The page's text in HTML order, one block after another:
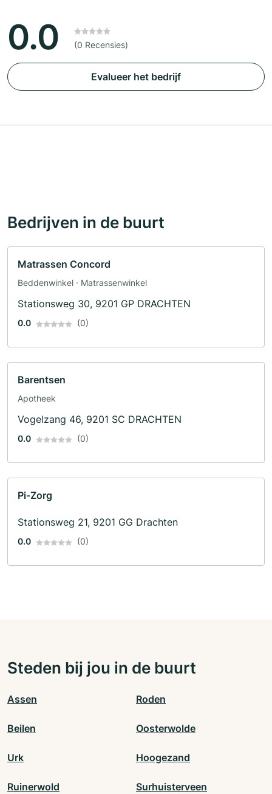
0.0 (0 Recensies)
Evalueer het bedrijf
Bedrijven in de buurt
Matrassen Concord
Beddenwinkel · Matrassenwinkel
Stationsweg 30, 9201 GP DRACHTEN
0.0 (0)
Barentsen
Apotheek
Vogelzang 46, 9201 SC DRACHTEN
0.0 (0)
Pi-Zorg
Stationsweg 21, 9201 GG Drachten
0.0 (0)
Steden bij jou in de buurt
Assen Roden
Beilen Oosterwolde
Urk Hoogezand
Ruinerwold Surhuisterveen